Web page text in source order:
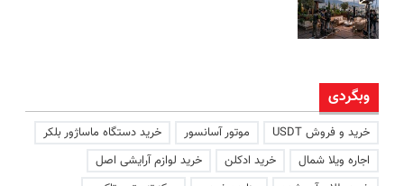
وبگردی
خرید و فروش USDT موتور آسانسور
خرید دستگاه ماساژور بلکر
اجاره ویلا شمال
خرید ادکلن
خرید لوازم آرایشی اصل